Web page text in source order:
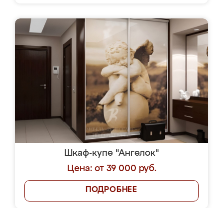
Шкаф-купе "Ангелок"
Цена: от 39 000 руб.
ПОДРОБНЕЕ